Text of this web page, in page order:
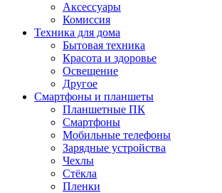
Аксессуары
Комиссия
Техника для дома
Бытовая техника
Красота и здоровье
Освещение
Другое
Смартфоны и планшеты
Планшетные ПК
Смартфоны
Мобильные телефоны
Зарядные устройства
Чехлы
Стёкла
Пленки